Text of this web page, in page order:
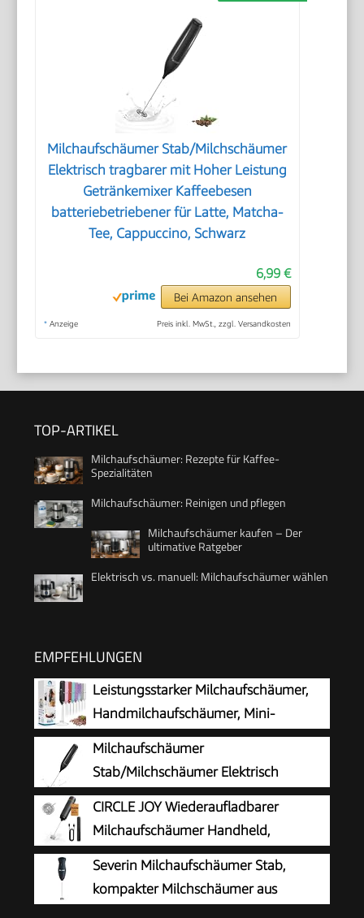
Milchaufschäumer Stab/Milchschäumer
Elektrisch tragbarer mit Hoher Leistung
Getränkemixer Kaffeebesen
batteriebetriebener für Latte, Matcha-
Tee, Cappuccino, Schwarz
6,99 €
Bei Amazon ansehen
* Anzeige Preis inkl. MwSt., zzgl. Versandkosten
TOP-ARTIKEL
Milchaufschäumer: Rezepte für Kaffee-
Spezialitäten
Milchaufschäumer: Reinigen und pflegen
Milchaufschäumer kaufen – Der
ultimative Ratgeber
Elektrisch vs. manuell: Milchaufschäumer wählen
EMPFEHLUNGEN
Leistungsstarker Milchaufschäumer,
Handmilchaufschäumer, Mini-
Schneebesen-Getränkemischer für
Kaffee, Cappuccino, Latte, Matcha, heiße
Schokolade, mit Ständer, Schwarz
Milchaufschäumer
Stab/Milchschäumer Elektrisch
tragbarer mit Hoher Leistung
Getränkemixer Kaffeebesen batteriebetriebener
für Latte, Matcha-Tee, Cappuccino, Schwarz
CIRCLE JOY Wiederaufladbarer
Milchaufschäumer Handheld,
Elektrischer Kaffee-Aufschäumer,
Tragbarer Handaufschäumer, Zauberstab,
Getränkemixer für Matcha Lattes Cappuccino,
Severin Milchaufschäumer Stab,
kompakter Milchschäumer aus